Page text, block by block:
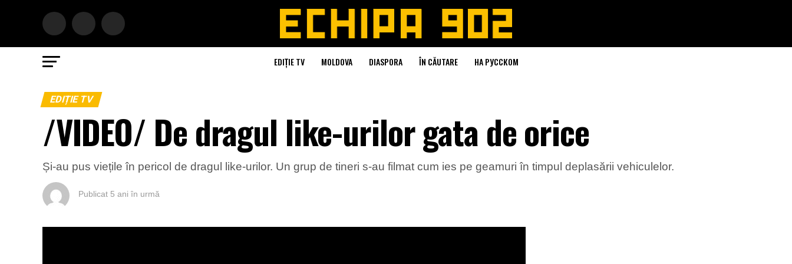
EDIȚIE TV MOLDOVA DIASPORA ÎN CĂUTARE НА РУССКОМ
EDIȚIE TV
/VIDEO/ De dragul like-urilor gata de orice
Și-au pus viețile în pericol de dragul like-urilor. Un grup de tineri s-au filmat cum ies pe geamuri în timpul deplasării vehiculelor.
Publicat 5 ani în urmă